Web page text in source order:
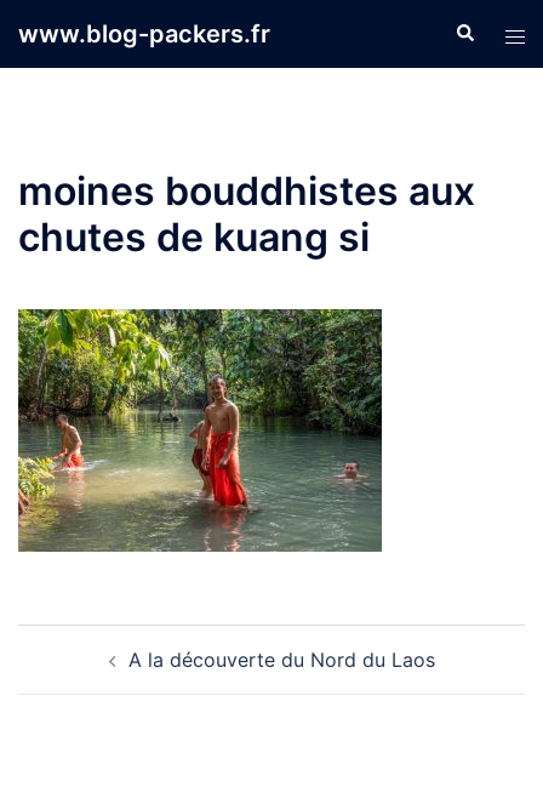
www.blog-packers.fr
le
moines bouddhistes aux
chutes de kuang si
d’articleA la découverte du Nord du Laos